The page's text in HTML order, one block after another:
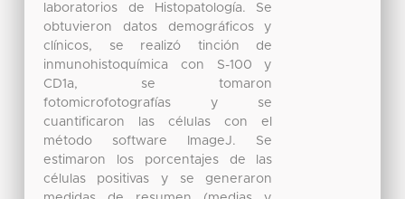
laboratorios de Histopatología. Se
obtuvieron datos demográficos y
clínicos, se realizó tinción de
inmunohistoquímica con S-100 y
CD1a, se tomaron
fotomicrofotografías y se
cuantificaron las células con el
método software ImageJ. Se
estimaron los porcentajes de las
células positivas y se generaron